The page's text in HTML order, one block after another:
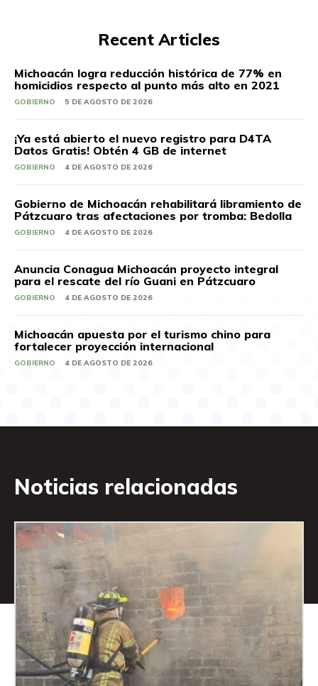
Recent Articles
Michoacán logra reducción histórica de 77% en
homicidios respecto al punto más alto en 2021
GOBIERNO 5 DE AGOSTO DE 2026
¡Ya está abierto el nuevo registro para D4TA
Datos Gratis! Obtén 4 GB de internet
GOBIERNO 4 DE AGOSTO DE 2026
Gobierno de Michoacán rehabilitará libramiento de
Pátzcuaro tras afectaciones por tromba: Bedolla
GOBIERNO 4 DE AGOSTO DE 2026
Anuncia Conagua Michoacán proyecto integral
para el rescate del río Guani en Pátzcuaro
GOBIERNO 4 DE AGOSTO DE 2026
Michoacán apuesta por el turismo chino para
fortalecer proyección internacional
GOBIERNO 4 DE AGOSTO DE 2026
Noticias relacionadas